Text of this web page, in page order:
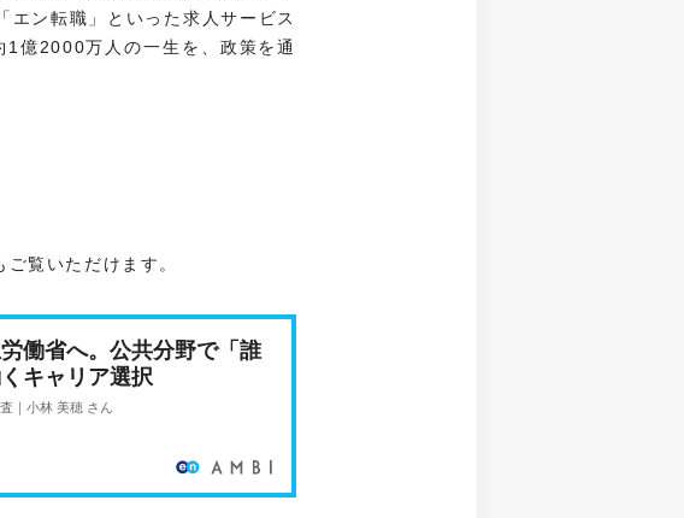
エン転職」といった求人サービス
億2000万人の一生を、政策を通
覧いただけます。
働省へ。公共分野で「誰
キャリア選択
｜小林 美穂 さん